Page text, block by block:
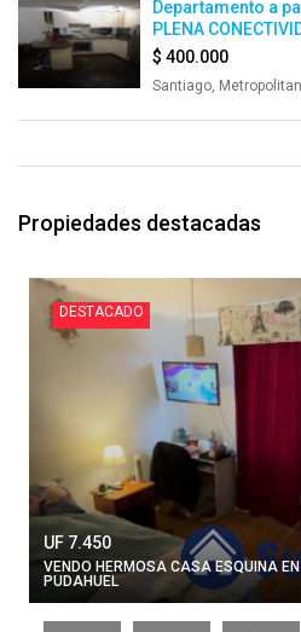
Departamento a
PLENA
$ 400.000
Santiago,
Propiedades destacadas
DESTACADO
UF 7.450
VENDO HERMOSA CASA ESQUINA
PUDAHUEL